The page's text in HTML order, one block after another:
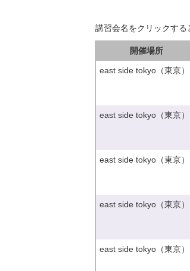
講習会名をクリックする
開催場所
east side tokyo（東京）
east side tokyo（東京）
east side tokyo（東京）
east side tokyo（東京）
east side tokyo（東京）